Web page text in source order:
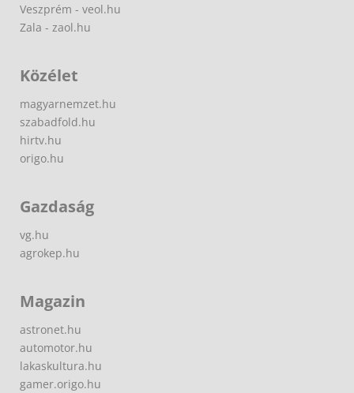
Veszprém - veol.hu
Zala - zaol.hu
Közélet
magyarnemzet.hu
szabadfold.hu
hirtv.hu
origo.hu
Gazdaság
vg.hu
agrokep.hu
Magazin
astronet.hu
automotor.hu
lakaskultura.hu
gamer.origo.hu